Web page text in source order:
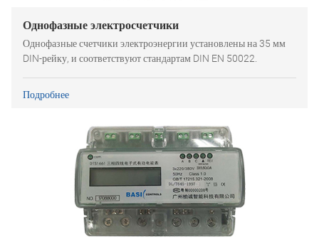
Однофазные электросчетчики
Однофазные счетчики электроэнергии установлены на 35 мм
DIN-рейку, и соответствуют стандартам DIN EN 50022.
Подробнее